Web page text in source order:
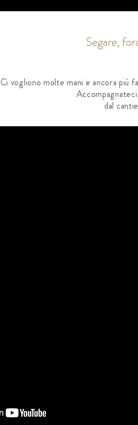
Segare,
Ci vogliono molte mani e ancora più
dal